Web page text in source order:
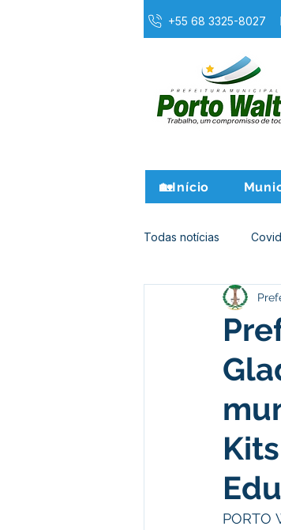
+55 68 3325-8027
🏡Início
Todas notícias
Agricultura e Meio
Institucional e
PORTO